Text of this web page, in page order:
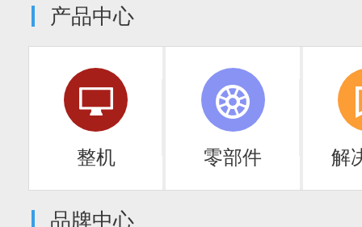
产品中心
整机 零部件 解
品牌中心